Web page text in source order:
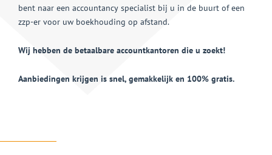
bent naar een accountancy specialist bij u in de buurt of een
zzp-er voor uw boekhouding op afstand.
Wij hebben de betaalbare accountkantoren die u zoekt!
Aanbiedingen krijgen is snel, gemakkelijk en 100% gratis.